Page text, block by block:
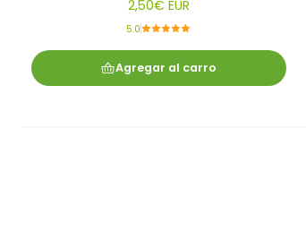
2,50€ EUR
5.0
Agregar al carro